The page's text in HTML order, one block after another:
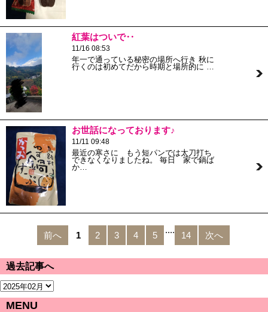
紅葉はついで‥
11/16 08:53
年一で通っている秘密の場所へ行き 秋に
行くのは初めてだから時期と場所的に …
お世話になっております♪
11/11 09:48
最近の寒さに もう短パンでは太刀打ち
できなくなりましたね。 毎日 家で鍋ば
か…
前へ 1 2 3 4 5
....
14 次へ
過去記事へ
MENU